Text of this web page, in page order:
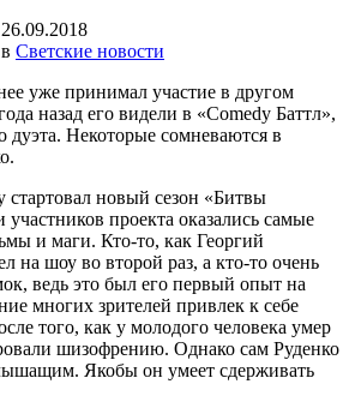
26.09.2018
Светские новости
уже принимал участие в другом
назад его видели в «Comedy Баттл»,
дуэта. Некоторые сомневаются в
новый сезон «Битвы
участников проекта оказались самые
и маги. Кто-то, как Георгий
на шоу во второй раз, а кто-то очень
ведь это был его первый опыт на
многих зрителей привлек к себе
того, как у молодого человека умер
шизофрению. Однако сам Руденко
Якобы он умеет сдерживать